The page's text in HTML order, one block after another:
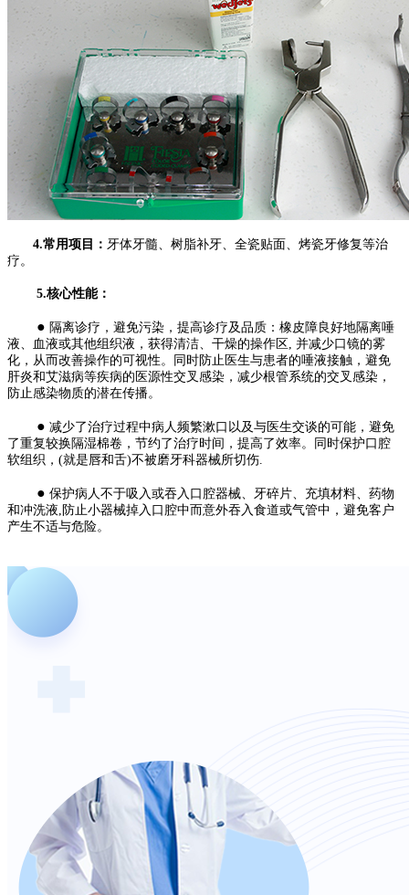
4.常用项目： 牙体牙髓、树脂补牙、全瓷贴面、烤瓷牙修复等治
疗。
5.核心性能：
● 隔离诊疗，避免污染，提高诊疗及品质：橡皮障良好地隔离唾
液、血液或其他组织液，获得清洁、干燥的操作区, 并减少口镜的雾
化，从而改善操作的可视性。同时防止医生与患者的唾液接触，避免
肝炎和艾滋病等疾病的医源性交叉感染，减少根管系统的交叉感染，
防止感染物质的潜在传播。
● 减少了治疗过程中病人频繁漱口以及与医生交谈的可能，避免
了重复较换隔湿棉卷，节约了治疗时间，提高了效率。同时保护口腔
软组织，(就是唇和舌)不被磨牙科器械所切伤.
● 保护病人不于吸入或吞入口腔器械、牙碎片、充填材料、药物
和冲洗液,防止小器械掉入口腔中而意外吞入食道或气管中，避免客户
产生不适与危险。